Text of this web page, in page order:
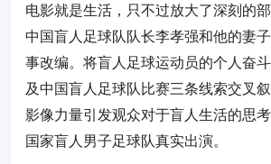
电影就是生活，只不过放大了深刻的
中国盲人足球队队长李孝强和他的妻
事改编。将盲人足球运动员的个人奋
及中国盲人足球队比赛三条线索交叉
影像力量引发观众对于盲人生活的思
国家盲人男子足球队真实出演。